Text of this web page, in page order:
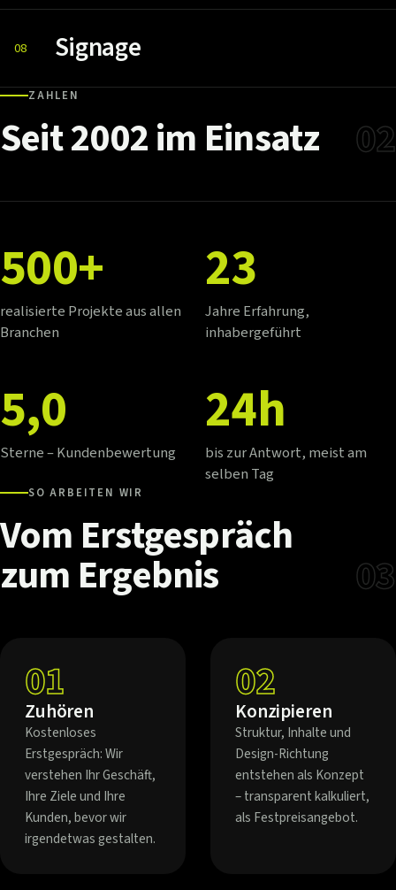
08 Signage
ZAHLEN
Seit2002im Einsatz 02
500+
realisierte Projekte aus allen
Branchen
23
Jahre Erfahrung,
inhabergeführt
5,0
Sterne – Kundenbewertung
24h
bis zur Antwort, meist am
selben Tag
SO ARBEITEN WIR
Vom Erstgespräch
zum Ergebnis
03
01
Zuhören
Kostenloses
Erstgespräch: Wir
verstehen Ihr Geschäft,
Ihre Ziele und Ihre
Kunden, bevor wir
irgendetwas gestalten.
02
Konzipieren
Struktur, Inhalte und
Design-Richtung
entstehen als Konzept
– transparent kalkuliert,
als Festpreisangebot.